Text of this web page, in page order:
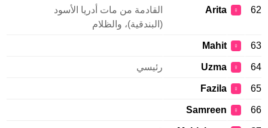
62
♀
Arita
القادمة من مات أدريا الأسود
(البندقية)، والظلام
63
♀
Mahit
64
♀
Uzma رئيسي
65
♀
Fazila
66
♀
Samreen